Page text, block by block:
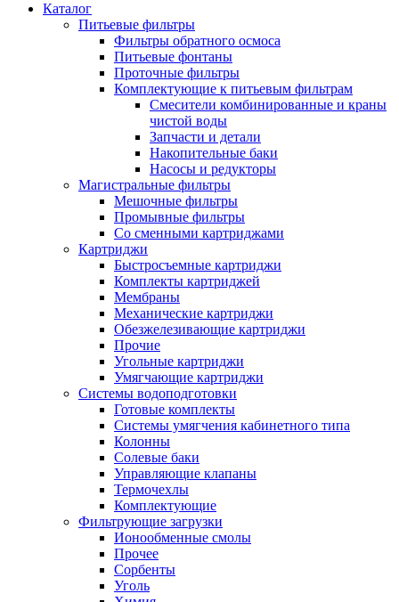
Каталог
Питьевые фильтры
Фильтры обратного осмоса
Питьевые фонтаны
Проточные фильтры
Комплектующие к питьевым фильтрам
Смесители комбинированные и краны
чистой воды
Запчасти и детали
Накопительные баки
Насосы и редукторы
Магистральные фильтры
Мешочные фильтры
Промывные фильтры
Со сменными картриджами
Картриджи
Быстросъемные картриджи
Комплекты картриджей
Мембраны
Механические картриджи
Обезжелезивающие картриджи
Прочие
Угольные картриджи
Умягчающие картриджи
Системы водоподготовки
Готовые комплекты
Системы умягчения кабинетного типа
Колонны
Солевые баки
Управляющие клапаны
Термочехлы
Комплектующие
Фильтрующие загрузки
Ионообменные смолы
Прочее
Сорбенты
Уголь